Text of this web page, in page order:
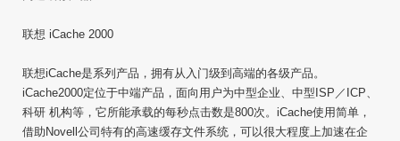
联想 iCache 2000
联想iCache是系列产品，拥有从入门级到高端的各级产品。
iCache2000定位于中端产品，面向用户为中型企业、中型ISP／ICP、
科研 机构等，它所能承载的每秒点击数是800次。iCache使用简单，
借助Novell公司特有的高速缓存文件系统，可以很大程度上加速在企